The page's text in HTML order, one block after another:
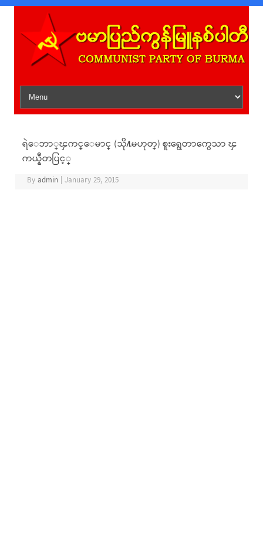
Skip to content
ရဲေဘာ္ၾကင္ေမာင္ (သို႔မဟုတ္) စူးရွေတာက္ပေသာ ၾ
ကယ္နီတပြင့္
Byadmin January 29, 2015